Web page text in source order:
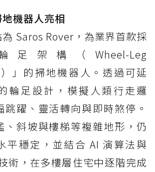
機器人亮相
Saros Rover，為業界首款採
足架構（Wheel-Leg
」的掃地機器人。透過可延
輪足設計，模擬人類行走邏
跳躍、靈活轉向與即時煞停。
、斜坡與樓梯等複雜地形，仍
平穩定，並結合 AI 演算法與
術，在多樓層住宅中逐階完成